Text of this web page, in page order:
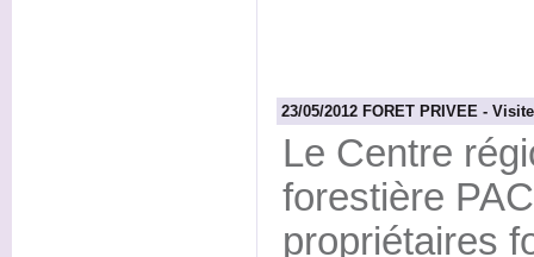
23/05/2012 FORET PRIVEE -
Le Centre
forestière
propriétaires